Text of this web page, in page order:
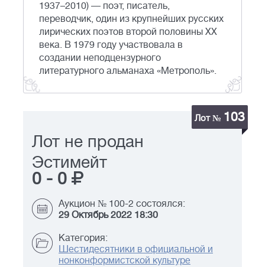
1937–2010) — поэт, писатель,
переводчик, один из крупнейших русских
лирических поэтов второй половины XX
века. В 1979 году участвовала в
создании неподцензурного
литературного альманаха «Метрополь».
Лот № 103
Лот не продан
Эстимейт
0 - 0
Аукцион № 100-2 состоялся:
29 Октябрь 2022 18:30
Категория:
Шестидесятники в официальной и
нонконформистской культуре